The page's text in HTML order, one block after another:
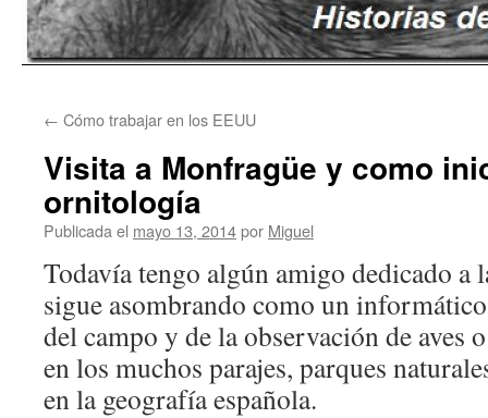
← Cómo trabajar en los EEUU
Visita a Monfragüe y como
ornitología
Publicada el mayo 13, 2014por Miguel
Todavía tengo algún amigo dedicado a
sigue asombrando como un
del campo y de la observación de aves
en los muchos parajes, parques
en la geografía española.